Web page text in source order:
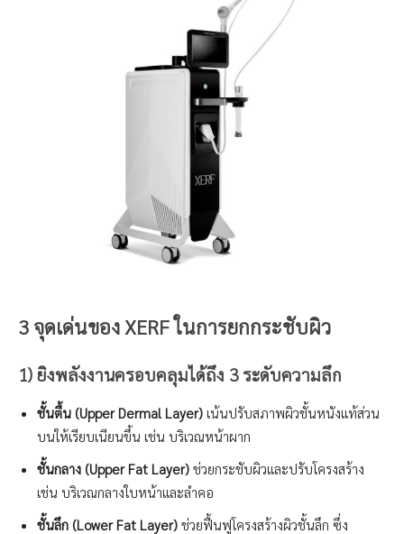
3 จุดเด่นของ XERF ในการยกกระชับผิว
1) ยิงพลังงานครอบคลุมได้ถึง 3 ระดับความลึก
ชั้นตื้น (Upper Dermal Layer) เน้นปรับสภาพผิวชั้นหนังแท้ส่วน
บนให้เรียบเนียนขึ้น เช่น บริเวณหน้าผาก
ชั้นกลาง (Upper Fat Layer) ช่วยกระชับผิวและปรับโครงสร้าง
เช่น บริเวณกลางใบหน้าและลำคอ
ชั้นลึก (Lower Fat Layer) ช่วยฟื้นฟูโครงสร้างผิวชั้นลึก ซึ่ง